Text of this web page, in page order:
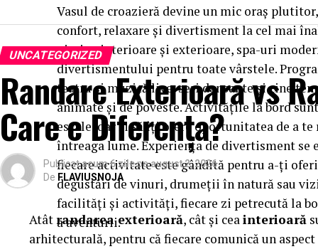
Vasul de croazieră devine un mic oraș
confort, relaxare și divertisment la cel mai
piscine interioare și exterioare, spa-uri
divertismentului pentru toate vârstele.
teatru și muzică live, seri dansante și cine
animate și de poveste. Activitățile la bord
escale, dar și să îți ofere oportunitatea de a
întreaga lume. Experiența de divertisment
fiecare activitate este gândită pentru a-ți
degustări de vinuri, drumeții în natură sau
facilități și activități, fiecare zi petrecută la
a aventurii.
UNCATEGORIZED
Randare Exterioară vs
Care e Diferența?
Publicatacum 6 zilepeaugust 2, 2026
De FLAVIUSNOJA
Atâtrandarea exterioară, cât și ceainterioară
arhitecturală, pentru că fiecare comunică un